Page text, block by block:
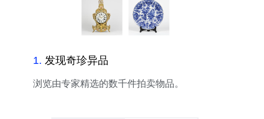
1. 发现奇珍异品
浏览由专家精选的数千件拍卖物品。